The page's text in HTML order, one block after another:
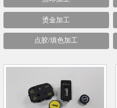
烫金加工
点胶/填色加工